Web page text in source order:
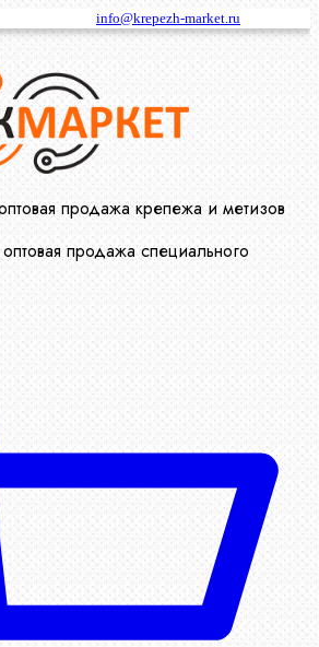
info@krepezh-market.ru
продажа крепежа и метизов
продажа специального